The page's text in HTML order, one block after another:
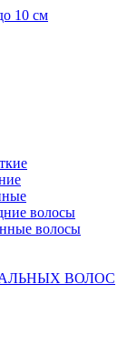
10 см
волосы
волосы
ВОЛОС